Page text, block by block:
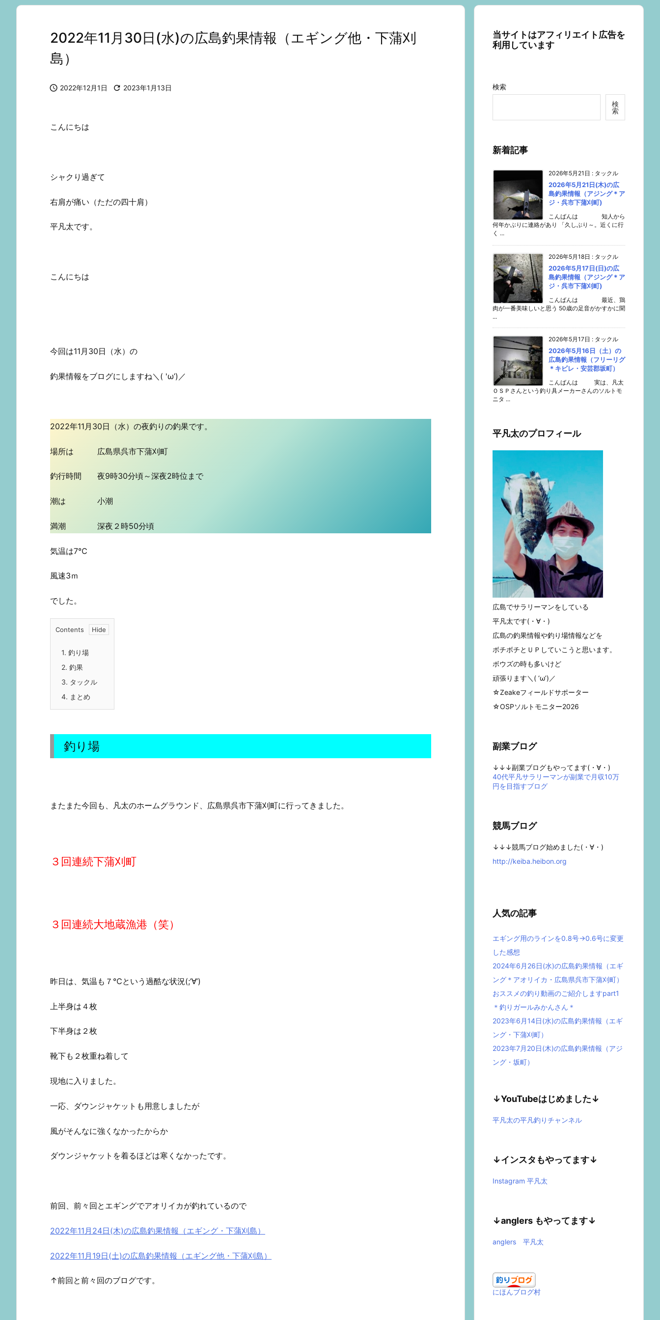
2022年11月30日(水)の広島釣果情報（エギング他・下蒲刈
島）
 2022年12月1日  2023年1月13日
こんにちは
シャクり過ぎて
右肩が痛い（ただの四十肩）
平凡太です。
こんにちは
今回は11月30日（水）の
釣果情報をブログにしますね＼( 'ω’)／
2022年11月30日（水）の夜釣りの釣果です。
場所は 広島県呉市下蒲刈町
釣行時間 夜9時30分頃～深夜2時位まで
潮は 小潮
満潮 深夜２時50分頃
気温は7℃
風速3ｍ
でした。
Contents
1. 釣り場
2. 釣果
3. タックル
4. まとめ
釣り場
またまた今回も、凡太のホームグラウンド、広島県呉市下蒲刈町に行ってきました。
３回連続下蒲刈町
３回連続大地蔵漁港 （笑）
昨日は、気温も７℃という過酷な状況(;’∀’)
上半身は４枚
下半身は２枚
靴下も２枚重ね着して
現地に入りました。
一応、ダウンジャケットも用意しましたが
風がそんなに強くなかったからか
ダウンジャケットを着るほどは寒くなかったです。
前回、前々回とエギングでアオリイカが釣れているので
2022年11月24日(木)の広島釣果情報（エギング・下蒲刈島）
2022年11月19日(土)の広島釣果情報（エギング他・下蒲刈島）
↑前回と前々回のブログです。
当サイトはアフィリエイト広告を
利用しています
検索
検
索
新着記事
2026年5月21日 : タックル
2026年5月21日(木)の広
島釣果情報（アジング＊ア
ジ・呉市下蒲刈町)
こんばんは 知人から
何年かぶりに連絡があり 「久しぶり～。近くに行
く ...
2026年5月18日 : タックル
2026年5月17日(日)の広
島釣果情報（アジング＊ア
ジ・呉市下蒲刈町)
こんばんは 最近、鶏
肉が一番美味しいと思う 50歳の足音がかすかに聞
...
2026年5月17日 : タックル
2026年5月16日（土）の
広島釣果情報（フリーリグ
＊キビレ・安芸郡坂町）
こんばんは 実は、凡太
ＯＳＰさんという釣り具メーカーさんのソルトモ
ニタ ...
平凡太のプロフィール
広島でサラリーマンをしている
平凡太です(・∀・)
広島の釣果情報や釣り場情報などを
ボチボチとＵＰしていこうと思います。
ボウズの時も多いけど
頑張ります＼( ‘ω’)／
☆Zeakeフィールドサポーター
☆OSPソルトモニター2026
副業ブログ
↓↓↓副業ブログもやってます(・∀・)
40代平凡サラリーマンが副業で月収10万
円を目指すブログ
競馬ブログ
↓↓↓競馬ブログ始めました(・∀・)
http://keiba.heibon.org
人気の記事
エギング用のラインを0.8号→0.6号に変更
した感想
2024年6月26日(水)の広島釣果情報（エギ
ング＊アオリイカ・広島県呉市下蒲刈町）
おススメの釣り動画のご紹介しますpart1
＊釣りガールみかんさん＊
2023年6月14日(水)の広島釣果情報（エギ
ング・下蒲刈町）
2023年7月20日(木)の広島釣果情報（アジ
ング・坂町）
↓YouTubeはじめました↓
平凡太の平凡釣りチャンネル
↓インスタもやってます↓
Instagram 平凡太
↓anglers もやってます↓
anglers 平凡太
にほんブログ村